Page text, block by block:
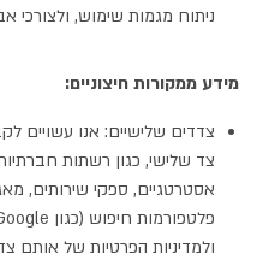
ניתוח מגמות שימוש, ולצורכי
מידע ממקורות חיצוניים:
צדדים שלישיים: אנו עשויים
צד שלישי, כגון רשתות
אסטרטגיים, ספקי שירותים,
ולמדיניות הפרטיות של אותם